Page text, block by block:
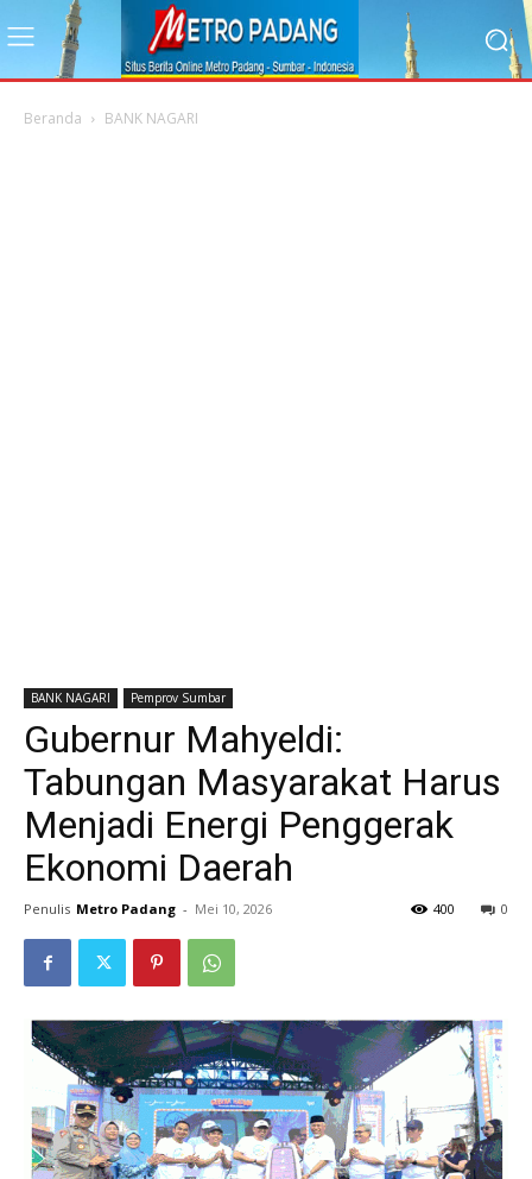
Beranda BANK NAGARI
BANK NAGARI Pemprov Sumbar
Gubernur Mahyeldi:
Tabungan Masyarakat Harus
Menjadi Energi Penggerak
Ekonomi Daerah
Penulis Metro Padang - Mei 10, 2026 0
400